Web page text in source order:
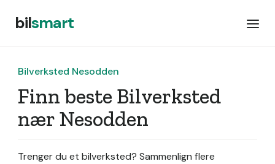
bilsmart
Bilverksted Nesodden
Finn beste Bilverksted
nær Nesodden
Trenger du et bilverksted? Sammenlign flere